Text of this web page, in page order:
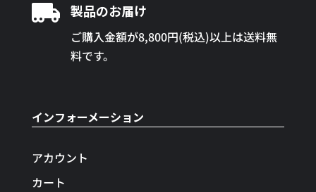
 製品のお届け
ご購入金額が8,800円(税込)以上は送料無
料です。
インフォーメーション
アカウント
カート